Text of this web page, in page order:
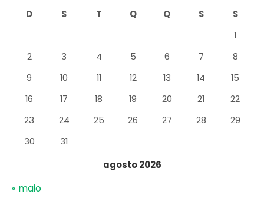
agosto 2026
D S T Q Q S
S
1
2
3 4 5 6 7
8
9
10 11 12 13 14
15
16
17 18 19 20 21
22
23
24 25 26 27 28
29
30
31
« maio